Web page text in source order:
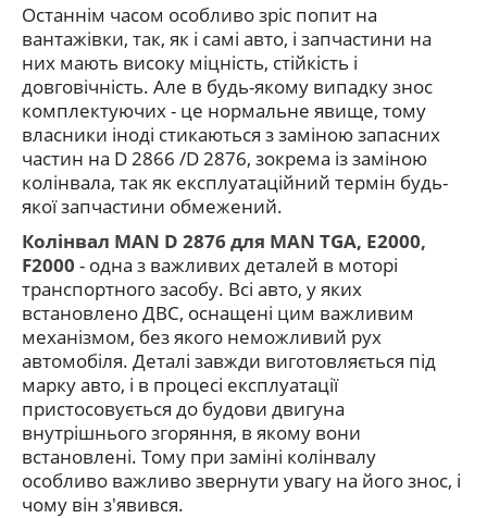
Останнім часом особливо зріс попит на
вантажівки, так, як і самі авто, і запчастини на
них мають високу міцність, стійкість і
довговічність. Але в будь-якому випадку знос
комплектуючих - це нормальне явище, тому
власники іноді стикаються з заміною запасних
частин на D 2866 /D 2876, зокрема із заміною
колінвала, так як експлуатаційний термін будь-
якої запчастини обмежений.
Колінвал MAN D 2876 для MAN TGA, E2000,
F2000 - одна з важливих деталей в моторі
транспортного засобу. Всі авто, у яких
встановлено ДВС, оснащені цим важливим
механізмом, без якого неможливий рух
автомобіля. Деталі завжди виготовляється під
марку авто, і в процесі експлуатації
пристосовується до будови двигуна
внутрішнього згоряння, в якому вони
встановлені. Тому при заміні колінвалу
особливо важливо звернути увагу на його знос, і
чому він з'явився.